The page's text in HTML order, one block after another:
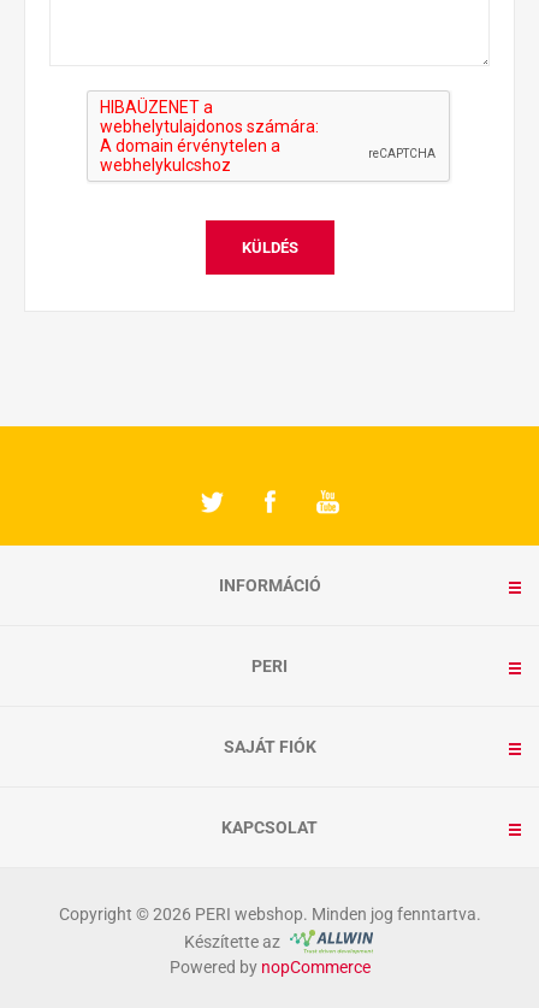
KÜLDÉS
INFORMÁCIÓ
PERI
SAJÁT FIÓK
KAPCSOLAT
Copyright © 2026 PERI webshop. Minden jog fenntartva.
Készítette az
Powered by nopCommerce